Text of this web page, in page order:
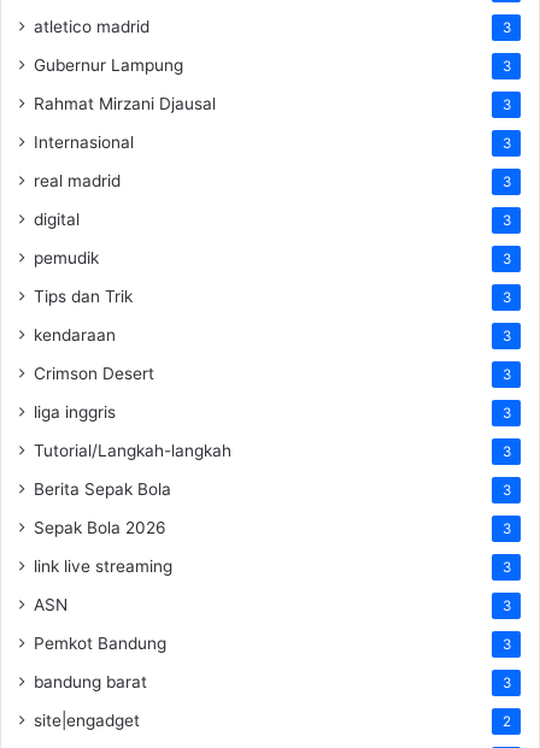
atletico madrid 3
Gubernur Lampung 3
Rahmat Mirzani Djausal 3
Internasional 3
real madrid 3
digital 3
pemudik 3
Tips dan Trik 3
kendaraan 3
Crimson Desert 3
liga inggris 3
Tutorial/Langkah-langkah 3
Berita Sepak Bola 3
Sepak Bola 2026 3
link live streaming 3
ASN 3
Pemkot Bandung 3
bandung barat 3
site|engadget 2